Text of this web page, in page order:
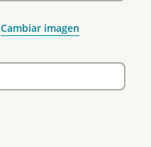
Cambiar imagen